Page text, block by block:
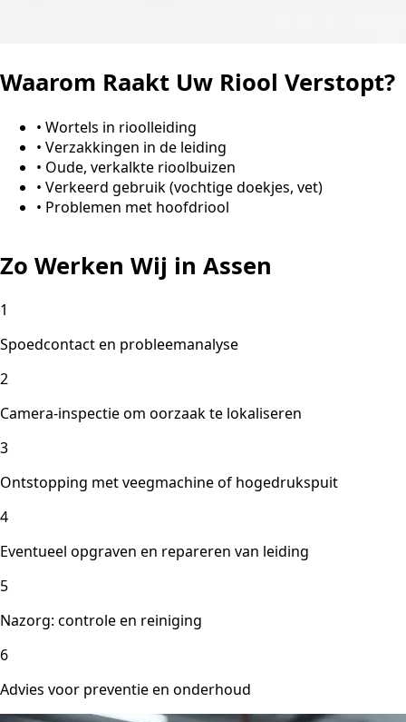
Waarom Raakt Uw Riool Verstopt?
• Wortels in rioolleiding
• Verzakkingen in de leiding
• Oude, verkalkte rioolbuizen
• Verkeerd gebruik (vochtige doekjes, vet)
• Problemen met hoofdriool
Zo Werken Wij in Assen
1
Spoedcontact en probleemanalyse
2
Camera-inspectie om oorzaak te lokaliseren
3
Ontstopping met veegmachine of hogedrukspuit
4
Eventueel opgraven en repareren van leiding
5
Nazorg: controle en reiniging
6
Advies voor preventie en onderhoud